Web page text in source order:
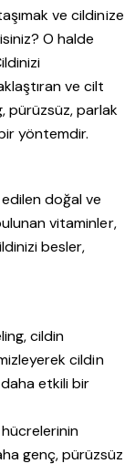
ve cildinize
O halde
ve cilt
pürüzsüz, parlak
yöntemdir.
doğal ve
vitaminler,
besler,
cildin
cildin
etkili bir
genç, pürüzsüz